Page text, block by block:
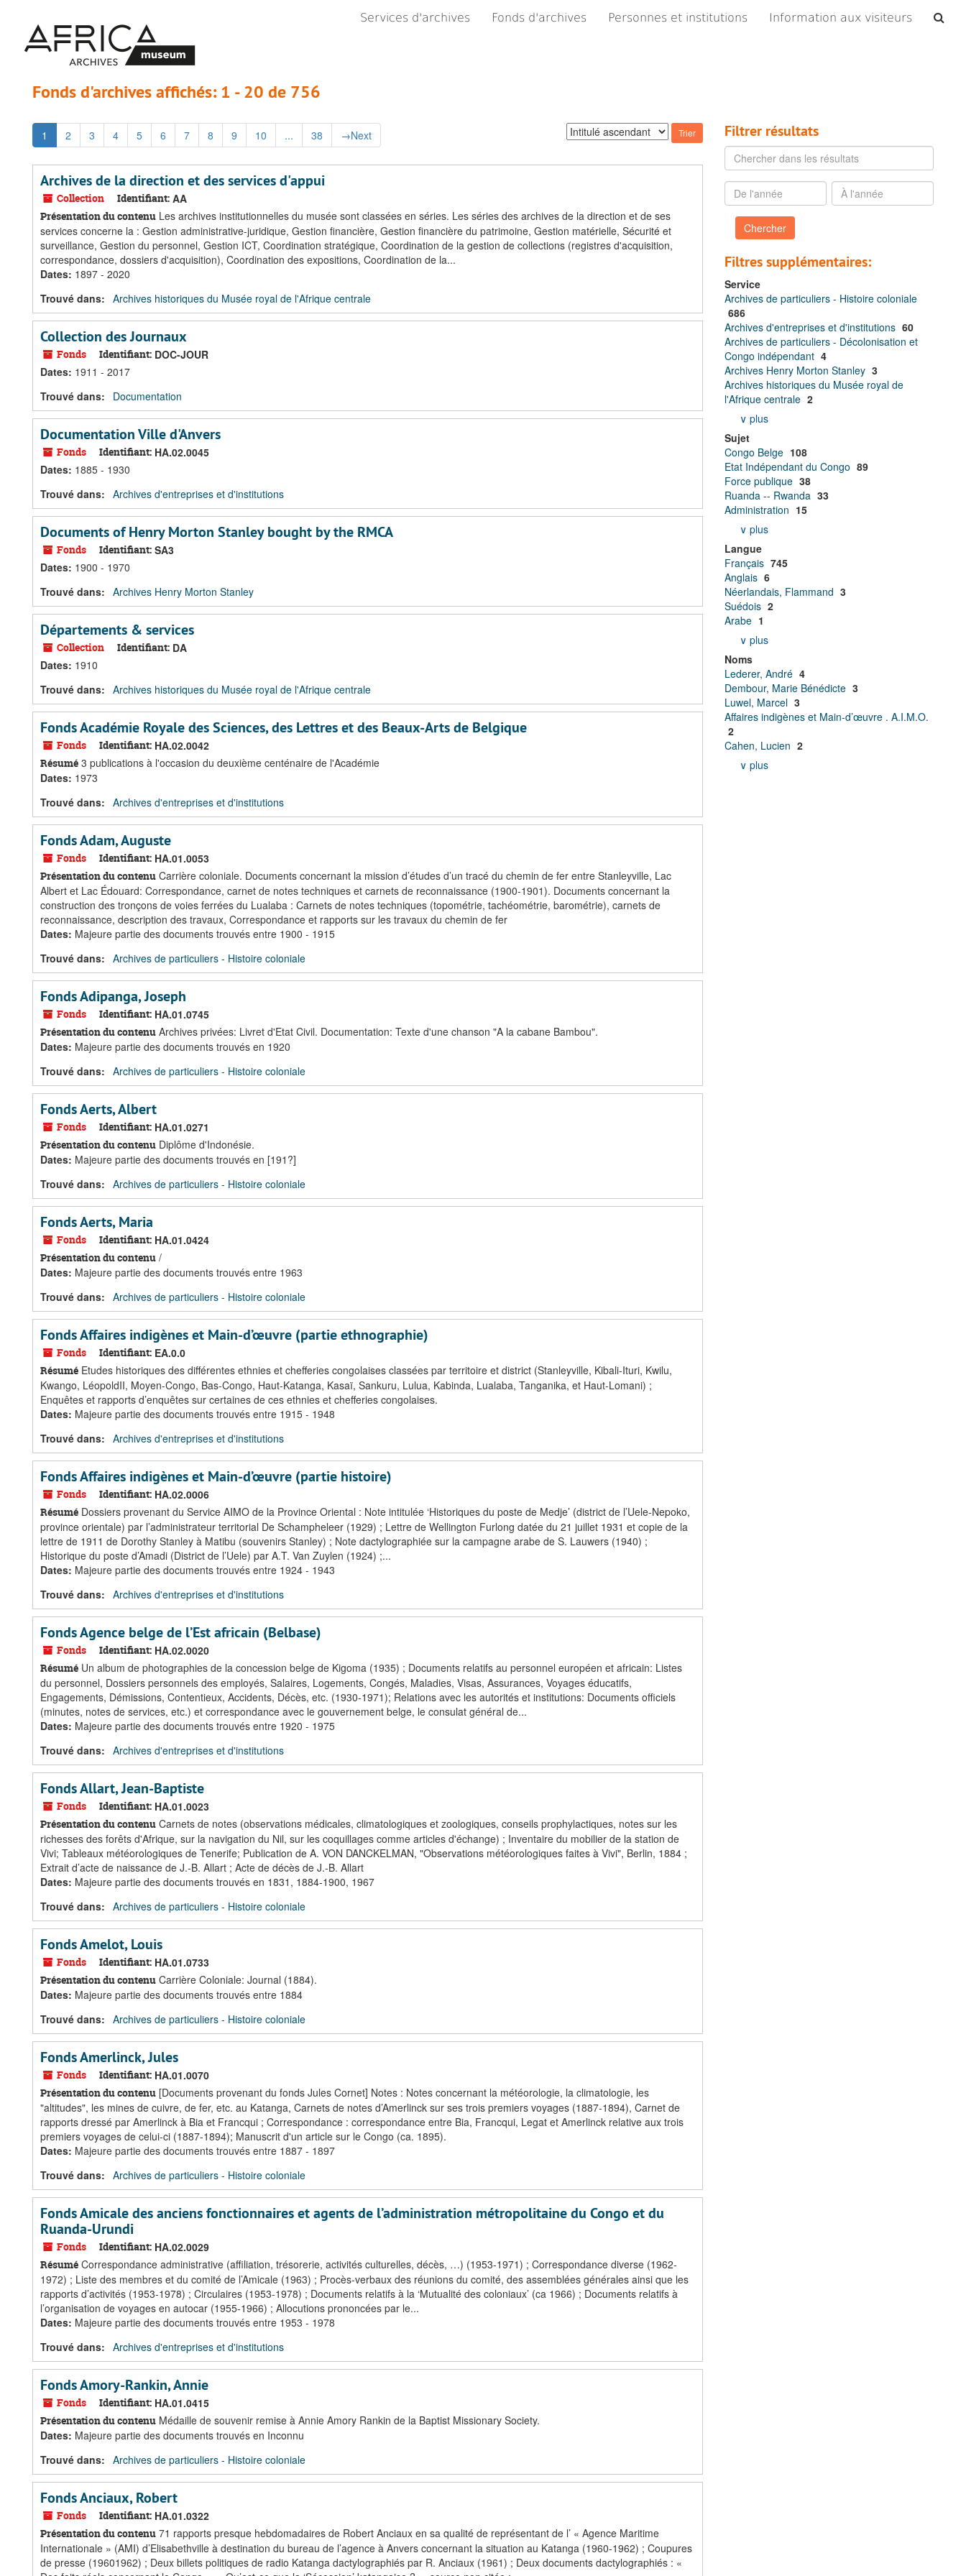
contenu
principal
résultats
Services d'archives Fonds d'archives Personnes et institutions Information aux visiteurs
Fonds d'archives affichés: 1 - 20 de 756
1 2 3 4 5 6 7 8 9 10 ... 38 →Next
Trier
par:
Archives de la direction et des services d'appui
Collection Identifiant: AA
Présentation du contenu Les archives institutionnelles du musée sont classées en séries. Les séries des archives de la direction et de ses
services concerne la : Gestion administrative-juridique, Gestion financière, Gestion financière du patrimoine, Gestion matérielle, Sécurité et
surveillance, Gestion du personnel, Gestion ICT, Coordination stratégique, Coordination de la gestion de collections (registres d'acquisition,
correspondance, dossiers d'acquisition), Coordination des expositions, Coordination de la...
Dates: 1897 - 2020
Trouvé dans: Archives historiques du Musée royal de l'Afrique centrale
Collection des Journaux
Fonds Identifiant: DOC-JOUR
Dates: 1911 - 2017
Trouvé dans:
Documentation
Documentation Ville d'Anvers
Fonds Identifiant: HA.02.0045
Dates: 1885 - 1930
Trouvé dans: Archives d'entreprises et d'institutions
Documents of Henry Morton Stanley bought by the RMCA
Fonds Identifiant: SA3
Dates: 1900 - 1970
Trouvé dans: Archives Henry Morton Stanley
Départements & services
Collection Identifiant: DA
Dates: 1910
Trouvé dans: Archives historiques du Musée royal de l'Afrique centrale
Fonds Académie Royale des Sciences, des Lettres et des Beaux-Arts de Belgique
Fonds Identifiant: HA.02.0042
Résumé 3 publications à l'occasion du deuxième centénaire de l'Académie
Dates: 1973
Trouvé dans: Archives d'entreprises et d'institutions
Fonds Adam, Auguste
Fonds Identifiant: HA.01.0053
Présentation du contenu Carrière coloniale. Documents concernant la mission d’études d’un tracé du chemin de fer entre Stanleyville, Lac
Albert et Lac Édouard: Correspondance, carnet de notes techniques et carnets de reconnaissance (1900-1901). Documents concernant la
construction des tronçons de voies ferrées du Lualaba : Carnets de notes techniques (topométrie, tachéométrie, barométrie), carnets de
reconnaissance, description des travaux, Correspondance et rapports sur les travaux du chemin de fer
Dates: Majeure partie des documents trouvés entre 1900 - 1915
Trouvé dans: Archives de particuliers - Histoire coloniale
Fonds Adipanga, Joseph
Fonds Identifiant: HA.01.0745
Présentation du contenu Archives privées: Livret d'Etat Civil. Documentation: Texte d'une chanson "A la cabane Bambou".
Dates: Majeure partie des documents trouvés en 1920
Trouvé dans: Archives de particuliers - Histoire coloniale
Fonds Aerts, Albert
Fonds Identifiant: HA.01.0271
Présentation du contenu Diplôme d'Indonésie.
Dates: Majeure partie des documents trouvés en [191?]
Trouvé dans: Archives de particuliers - Histoire coloniale
Fonds Aerts, Maria
Fonds Identifiant: HA.01.0424
Présentation du contenu /
Dates: Majeure partie des documents trouvés entre 1963
Trouvé dans: Archives de particuliers - Histoire coloniale
Fonds Affaires indigènes et Main-d’œuvre (partie ethnographie)
Fonds Identifiant: EA.0.0
Résumé Etudes historiques des différentes ethnies et chefferies congolaises classées par territoire et district (Stanleyville, Kibali-Ituri, Kwilu,
Kwango, LéopoldII, Moyen-Congo, Bas-Congo, Haut-Katanga, Kasaï, Sankuru, Lulua, Kabinda, Lualaba, Tanganika, et Haut-Lomani) ;
Enquêtes et rapports d’enquêtes sur certaines de ces ethnies et chefferies congolaises.
Dates: Majeure partie des documents trouvés entre 1915 - 1948
Trouvé dans: Archives d'entreprises et d'institutions
Fonds Affaires indigènes et Main-d’œuvre (partie histoire)
Fonds Identifiant: HA.02.0006
Résumé Dossiers provenant du Service AIMO de la Province Oriental : Note intitulée ‘Historiques du poste de Medje’ (district de l’Uele-Nepoko,
province orientale) par l’administrateur territorial De Schampheleer (1929) ; Lettre de Wellington Furlong datée du 21 juillet 1931 et copie de la
lettre de 1911 de Dorothy Stanley à Matibu (souvenirs Stanley) ; Note dactylographiée sur la campagne arabe de S. Lauwers (1940) ;
Historique du poste d’Amadi (District de l’Uele) par A.T. Van Zuylen (1924) ;...
Dates: Majeure partie des documents trouvés entre 1924 - 1943
Trouvé dans: Archives d'entreprises et d'institutions
Fonds Agence belge de l’Est africain (Belbase)
Fonds Identifiant: HA.02.0020
Résumé Un album de photographies de la concession belge de Kigoma (1935) ; Documents relatifs au personnel européen et africain: Listes
du personnel, Dossiers personnels des employés, Salaires, Logements, Congés, Maladies, Visas, Assurances, Voyages éducatifs,
Engagements, Démissions, Contentieux, Accidents, Décès, etc. (1930-1971); Relations avec les autorités et institutions: Documents officiels
(minutes, notes de services, etc.) et correspondance avec le gouvernement belge, le consulat général de...
Dates: Majeure partie des documents trouvés entre 1920 - 1975
Trouvé dans: Archives d'entreprises et d'institutions
Fonds Allart, Jean-Baptiste
Fonds Identifiant: HA.01.0023
Présentation du contenu Carnets de notes (observations médicales, climatologiques et zoologiques, conseils prophylactiques, notes sur les
richesses des forêts d'Afrique, sur la navigation du Nil, sur les coquillages comme articles d'échange) ; Inventaire du mobilier de la station de
Vivi; Tableaux météorologiques de Tenerife; Publication de A. VON DANCKELMAN, "Observations météorologiques faites à Vivi", Berlin, 1884 ;
Extrait d’acte de naissance de J.-B. Allart ; Acte de décès de J.-B. Allart
Dates: Majeure partie des documents trouvés en 1831, 1884-1900, 1967
Trouvé dans: Archives de particuliers - Histoire coloniale
Fonds Amelot, Louis
Fonds Identifiant: HA.01.0733
Présentation du contenu Carrière Coloniale: Journal (1884).
Dates: Majeure partie des documents trouvés entre 1884
Trouvé dans: Archives de particuliers - Histoire coloniale
Fonds Amerlinck, Jules
Fonds Identifiant: HA.01.0070
Présentation du contenu [Documents provenant du fonds Jules Cornet] Notes : Notes concernant la météorologie, la climatologie, les
"altitudes", les mines de cuivre, de fer, etc. au Katanga, Carnets de notes d’Amerlinck sur ses trois premiers voyages (1887-1894), Carnet de
rapports dressé par Amerlinck à Bia et Francqui ; Correspondance : correspondance entre Bia, Francqui, Legat et Amerlinck relative aux trois
premiers voyages de celui-ci (1887-1894); Manuscrit d'un article sur le Congo (ca. 1895).
Dates: Majeure partie des documents trouvés entre 1887 - 1897
Trouvé dans: Archives de particuliers - Histoire coloniale
Fonds Amicale des anciens fonctionnaires et agents de l’administration métropolitaine du Congo et du
Ruanda-Urundi
Fonds Identifiant: HA.02.0029
Résumé Correspondance administrative (affiliation, trésorerie, activités culturelles, décès, …) (1953-1971) ; Correspondance diverse (1962-
1972) ; Liste des membres et du comité de l’Amicale (1963) ; Procès-verbaux des réunions du comité, des assemblées générales ainsi que les
rapports d’activités (1953-1978) ; Circulaires (1953-1978) ; Documents relatifs à la ‘Mutualité des coloniaux’ (ca 1966) ; Documents relatifs à
l’organisation de voyages en autocar (1955-1966) ; Allocutions prononcées par le...
Dates: Majeure partie des documents trouvés entre 1953 - 1978
Trouvé dans: Archives d'entreprises et d'institutions
Fonds Amory-Rankin, Annie
Fonds Identifiant: HA.01.0415
Présentation du contenu Médaille de souvenir remise à Annie Amory Rankin de la Baptist Missionary Society.
Dates: Majeure partie des documents trouvés en Inconnu
Trouvé dans: Archives de particuliers - Histoire coloniale
Fonds Anciaux, Robert
Fonds Identifiant: HA.01.0322
Présentation du contenu 71 rapports presque hebdomadaires de Robert Anciaux en sa qualité de représentant de l’ « Agence Maritime
Internationale » (AMI) d’Elisabethville à destination du bureau de l’agence à Anvers concernant la situation au Katanga (1960-1962) ; Coupures
de presse (19601962) ; Deux billets politiques de radio Katanga dactylographiés par R. Anciaux (1961) ; Deux documents dactylographiés : «
Filtrer résultats
Chercher
dans
les
résultats
De
l'année
À
l'année
Filtres supplémentaires:
Service
Archives de particuliers - Histoire coloniale
686
Archives d'entreprises et d'institutions 60
Archives de particuliers - Décolonisation et
Congo indépendant 4
Archives Henry Morton Stanley 3
Archives historiques du Musée royal de
l'Afrique centrale 2
∨ plus
Sujet
Congo Belge 108
Etat Indépendant du Congo 89
Force publique 38
Ruanda -- Rwanda 33
Administration 15
∨ plus
Langue
Français 745
Anglais 6
Néerlandais, Flammand 3
Suédois 2
Arabe 1
∨ plus
Noms
Lederer, André 4
Dembour, Marie Bénédicte 3
Luwel, Marcel 3
Affaires indigènes et Main-d’œuvre . A.I.M.O.
2
Cahen, Lucien 2
∨ plus